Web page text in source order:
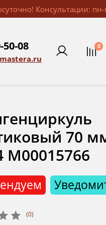
Консультации:
50-08 0
(0)
70
М00015766